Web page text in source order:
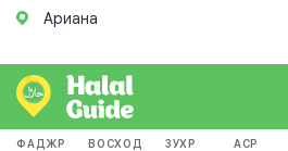
Ариана
ФАДЖР ВОСХОД ЗУХР АСР